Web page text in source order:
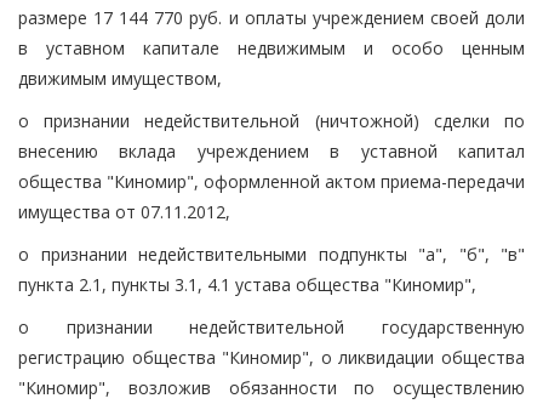
размере 17 144 770 руб. и оплаты учреждением своей доли
в уставном капитале недвижимым и особо ценным
движимым имуществом,
о признании недействительной (ничтожной) сделки по
внесению вклада учреждением в уставной капитал
общества "Киномир", оформленной актом приема-передачи
имущества от 07.11.2012,
о признании недействительными подпункты "а", "б", "в"
пункта 2.1, пункты 3.1, 4.1 устава общества "Киномир",
о признании недействительной государственную
регистрацию общества "Киномир", о ликвидации общества
"Киномир", возложив обязанности по осуществлению